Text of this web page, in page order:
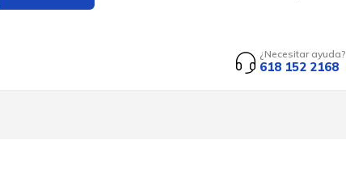
¿Necesitar ayuda?
618 152 2168